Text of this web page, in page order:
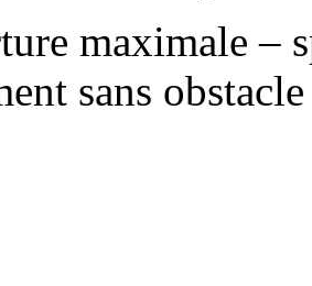
maximale –
sans